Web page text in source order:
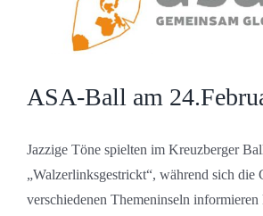
ASA-Ball am
Jazzige Töne spielten im Kreuzberger
„Walzerlinksgestrickt“, während sich die
verschiedenen Themeninseln